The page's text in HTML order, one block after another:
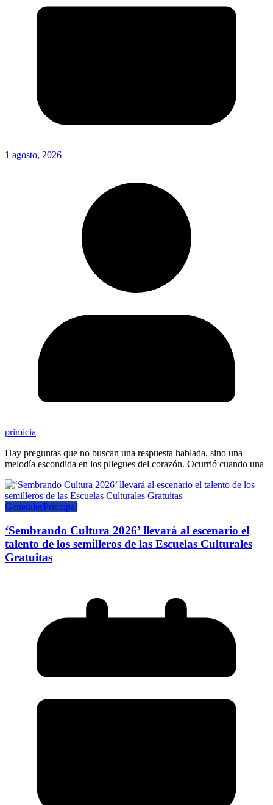
1 agosto, 2026
primicia
Hay preguntas que no buscan una respuesta hablada, sino una
melodía escondida en los pliegues del corazón. Ocurrió cuando una
GeneralesPrincipal
‘Sembrando Cultura 2026’ llevará al escenario el
talento de los semilleros de las Escuelas Culturales
Gratuitas